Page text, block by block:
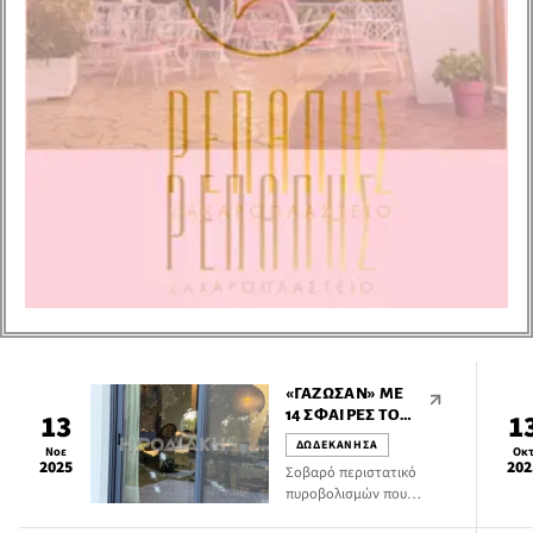
13
Νοε
2025
«ΓΆΖΩΣΑΝ» ΜΕ
14 ΣΦΑΊΡΕΣ ΤΟ
ΣΠΊΤΙ
ΕΠΙΧΕΙΡΗΜΑΤΊΑ
ΣΤΗ ΡΌΔΟ
ΔΩΔΕΚΑΝΗΣΑ
Σοβαρό περιστατικό
πυροβολισμών που